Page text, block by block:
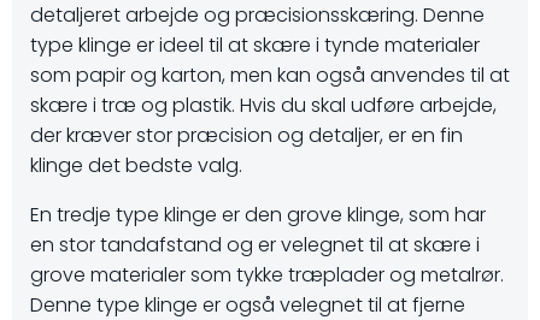
detaljeret arbejde og præcisionsskæring. Denne
type klinge er ideel til at skære i tynde materialer
som papir og karton, men kan også anvendes til at
skære i træ og plastik. Hvis du skal udføre arbejde,
der kræver stor præcision og detaljer, er en fin
klinge det bedste valg.
En tredje type klinge er den grove klinge, som har
en stor tandafstand og er velegnet til at skære i
grove materialer som tykke træplader og metalrør.
Denne type klinge er også velegnet til at fjerne